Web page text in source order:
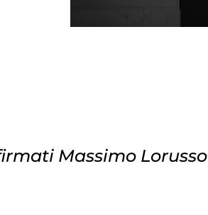
Massimo Lorusso